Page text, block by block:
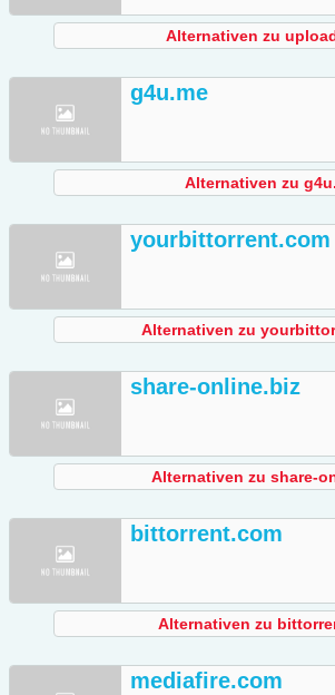
Alternativen zu
g4u.me
Alternativen zu
yourbittorrent.com
Alternativen zu
share-online.biz
Alternativen zu share-
bittorrent.com
Alternativen zu
mediafire.com